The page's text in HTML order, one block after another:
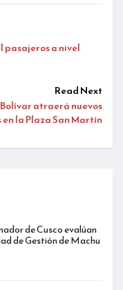
pasajeros a nivel
Read Next
atraerá nuevos
en la Plaza San Martín
de Cusco evalúan
de Gestión de Machu